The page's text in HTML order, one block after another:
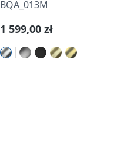
BQA_013M
Cena regularna:
1 599,00 zł